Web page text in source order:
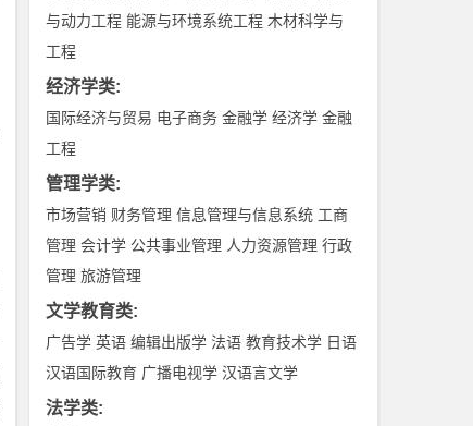
与动力工程 能源与环境系统工程 木材科学与
工程
经济学类:
国际经济与贸易 电子商务 金融学 经济学 金融
工程
管理学类:
市场营销 财务管理 信息管理与信息系统 工商
管理 会计学 公共事业管理 人力资源管理 行政
管理 旅游管理
文学教育类:
广告学 英语 编辑出版学 法语 教育技术学 日语
汉语国际教育 广播电视学 汉语言文学
法学类: